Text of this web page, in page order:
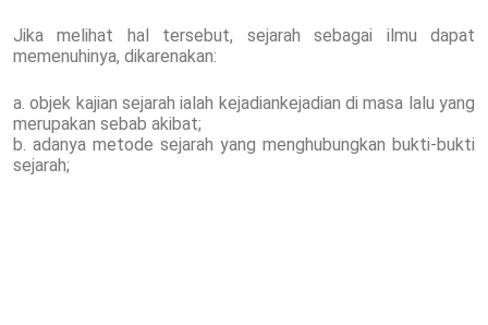
Jika melihat hal tersebut, sejarah sebagai ilmu dapat
memenuhinya, dikarenakan:
a. objek kajian sejarah ialah kejadiankejadian di masa lalu yang
merupakan sebab akibat;
b. adanya metode sejarah yang menghubungkan bukti-bukti
sejarah;